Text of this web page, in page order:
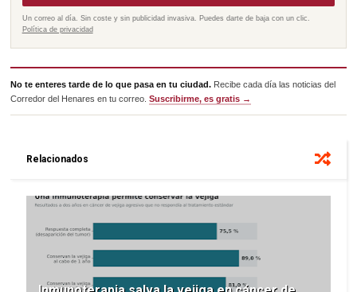
Un correo al día. Sin coste y sin publicidad invasiva. Puedes darte de baja con un clic.
Política de privacidad
No te enteres tarde de lo que pasa en tu ciudad. Recibe cada día las noticias del
Corredor del Henares en tu correo.Suscribirme, es gratis →
Relacionados